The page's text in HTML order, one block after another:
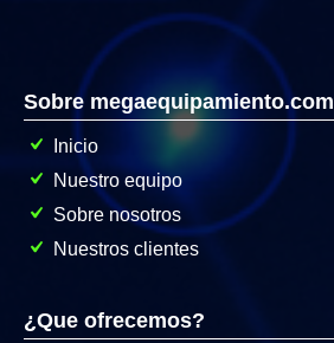
Sobre megaequipamiento.com
Inicio
Nuestro equipo
Sobre nosotros
Nuestros clientes
¿Que ofrecemos?